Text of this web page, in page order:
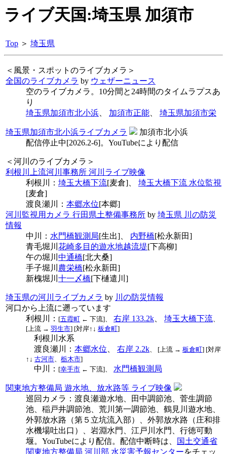
ライブ天国:埼玉県 加須市
Top ＞ 埼玉県
＜風景・スポットのライブカメラ＞
全国のライブカメラ by ウェザーニュース
空のライブカメラ。10分間と24時間のタイムラプスあ
り
埼玉県加須市北小浜、 加須市正能、 埼玉県加須市栄
埼玉県加須市北小浜ライブカメラ
加須市北小浜
配信停止中[2026.2-6]。YouTubeにより配信
＜河川のライブカメラ＞
利根川上流河川事務所 河川ライブ映像
利根川： 埼玉大橋下流[麦倉]、 埼玉大橋下流 水位監視
[麦倉]
渡良瀬川： 本郷水位[本郷]
河川監視用カメラ 行田県土整備事務所 by 埼玉県 川の防災
情報
中川： 水門橋観測局[生出]、 内野橋[松永新田]
青毛堀川 花崎多目的遊水地越流堤[下高柳]
午の堀川 中通橋[北大桑]
手子堀川 農栄橋[松永新田]
新槐堀川 十一〆橋[下樋遣川]
埼玉県の河川ライブカメラ by 川の防災情報
河口から上流に遡っています
利根川： [五霞町 ← 下流]、 右岸 133.2k、 埼玉大橋下流、
[上流 → 羽生市] [対岸↑↓ 板倉町]
利根川水系
渡良瀬川： 本郷水位、 右岸 2.2k、 [上流 → 板倉町] [対岸
↑↓ 古河市、 栃木市]
中川： [幸手市 ← 下流]、 水門橋観測局
関東地方整備局 遊水地、放水路等 ライブ映像
巡回カメラ：渡良瀬遊水地、田中調節池、菅生調節
池、稲戸井調節池、荒川第一調節池、鶴見川遊水地、
外郭放水路（第５立坑流入部）、外郭放水路（庄和排
水機場吐出口）、岩淵水門、江戸川水門、行徳可動
堰。 YouTubeにより配信。配信中断時は、
国土交通省
関東地方整備局 河川部 水災害予報センターをチェッ